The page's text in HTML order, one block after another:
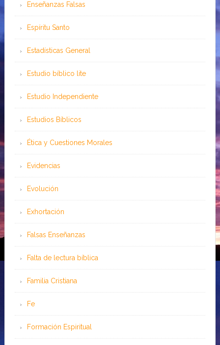
Enseñanzas Falsas
Espíritu Santo
Estadísticas General
Estudio bíblico lite
Estudio Independiente
Estudios Bíblicos
Ética y Cuestiones Morales
Evidencias
Evolución
Exhortación
Falsas Enseñanzas
Falta de lectura bíblica
Familia Cristiana
Fe
Formación Espiritual